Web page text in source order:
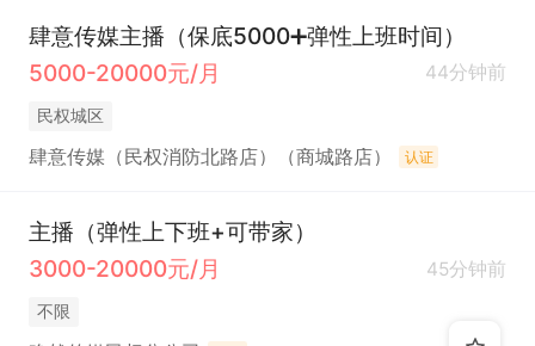
肆意传媒主播（保底5000➕弹性上班时间）
5000-20000元/月
44分钟前
民权城区
肆意传媒（民权消防北路店）（商城路店） 认证
主播（弹性上下班+可带家）
3000-20000元/月
45分钟前
不限